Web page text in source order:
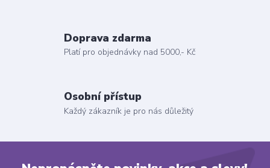
Doprava zdarma
Platí pro objednávky nad 5000,- Kč
Osobní přístup
Každý zákazník je pro nás důležitý